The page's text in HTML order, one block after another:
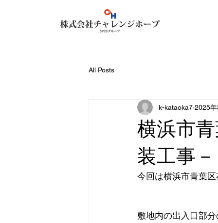
All Posts
横浜市
装工事－
k-kataoka7 2025
今回は横浜市青葉
敷地内の出入口部